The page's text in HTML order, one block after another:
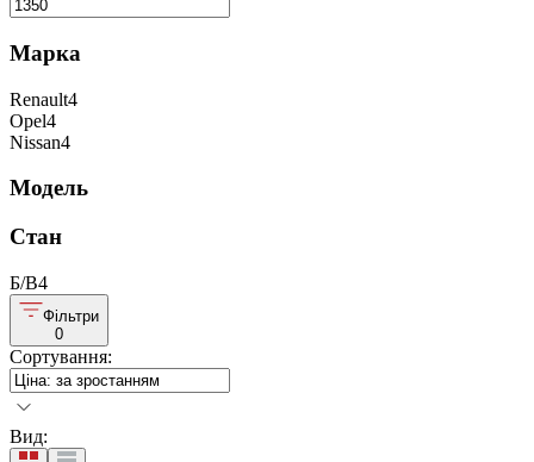
Марка
Renault4
Opel4
Nissan4
Модель
Стан
Б/В4
Фільтри
0
Сортування:
Вид: